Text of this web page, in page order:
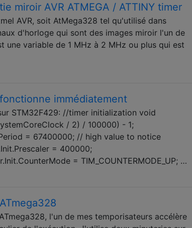
miroir AVR ATMEGA / ATTINY timer
AVR, soit AtMega328 tel qu'utilisé dans
d'horloge qui sont des images miroir l'un de
une variable de 1 MHz à 2 MHz ou plus qui est
immédiatement
STM32F429: //timer initialization void
/ 2) / 100000) - 1;
= 67400000; // high value to notice
= 400000;
= TIM_COUNTERMODE_UP; …
l'un de mes temporisateurs accélère